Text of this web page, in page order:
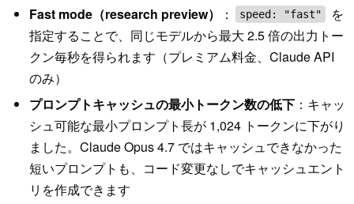
Fast mode（research preview） ： speed: "fast"
を
指定することで、同じモデルから最大 2.5 倍の出力トー
クン毎秒を得られます（プレミアム料金、Claude API
のみ）
プロンプトキャッシュの最小トークン数の低下：キャッ
シュ可能な最小プロンプト長が 1,024 トークンに下がり
ました。Claude Opus 4.7 ではキャッシュできなかった
短いプロンプトも、コード変更なしでキャッシュエント
リを作成できます